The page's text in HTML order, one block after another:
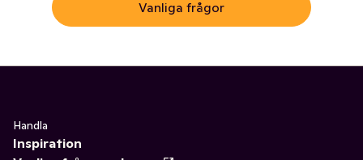
Vanliga frågor
Handla
Inspiration